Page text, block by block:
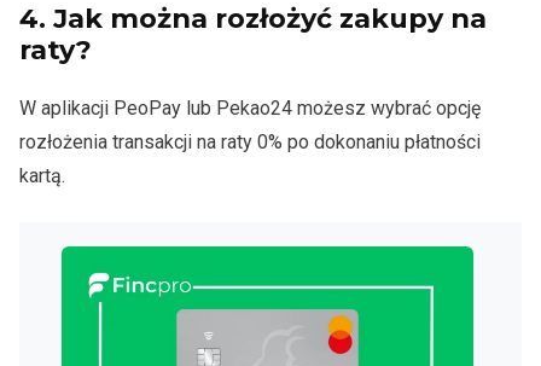
4. Jak można rozłożyć zakupy na
raty?
W aplikacji PeoPay lub Pekao24 możesz wybrać opcję
rozłożenia transakcji na raty 0% po dokonaniu płatności
kartą.